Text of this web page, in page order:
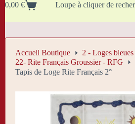
Panier
0,00 € Loupe à cliquer de
Accueil Boutique
2 - Loges
22- Rite Français Groussier - RFG
Tapis de Loge Rite Français 2°